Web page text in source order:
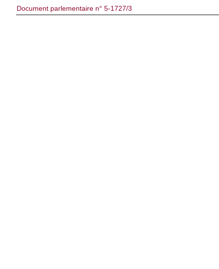
Document parlementaire n° 5-1727/3